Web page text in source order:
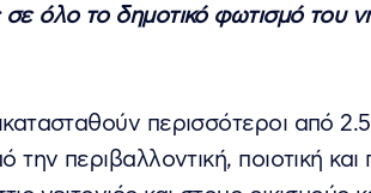
όλο το δημοτικό φωτισμό του
περισσότεροι από
περιβαλλοντική, ποιοτική